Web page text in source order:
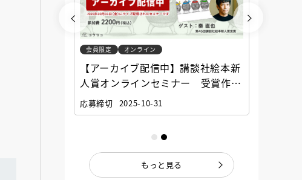
会員限定 オンライン
【アーカイブ配信中】講談社絵本新
人賞オンラインセミナー 受賞作家
と担当編集者が語る「絵本創作実践
講座」
応募締切 2025-10-31
もっと見る